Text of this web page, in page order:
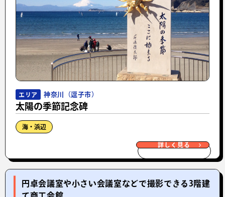
エリア 神奈川（逗子市）
太陽の季節記念碑
海・浜辺
詳しく見る
円卓会議室や小さい会議室などで撮影できる3階建